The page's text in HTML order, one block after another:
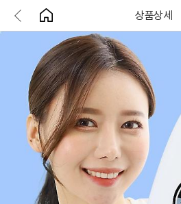
상품상세